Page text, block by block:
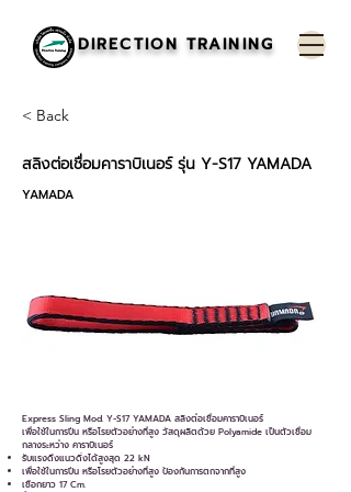
DIRECTION TRAINING
< Back
สลิงต่อเชื่อมคาราบิเนอร์ รุ่น Y-S17 YAMADA
YAMADA
Express Sling Mod. Y-S17 YAMADA สลิงต่อเชื่อมคาราบิเนอร์
เพื่อใช้ในการปีน หรือโรยตัวอย่างที่สูง วัสดุผลิตด้วย Polyamide เป็นตัวเชื่อม
กลางระหว่าง คาราบิเนอร์
รับแรงดึงแนวดิ่งได้สูงสุด 22 kN
เพื่อใช้ในการปีน หรือโรยตัวอย่างที่สูง ป้องกันการตกจากที่สูง
เชือกยาว 17 Cm.